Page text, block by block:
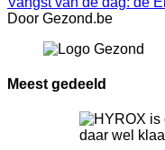
Door Gezond.be
Meest gedeeld